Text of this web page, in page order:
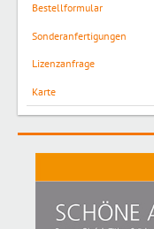
Bestellformular
Sonderanfertigungen
Lizenzanfrage
Karte